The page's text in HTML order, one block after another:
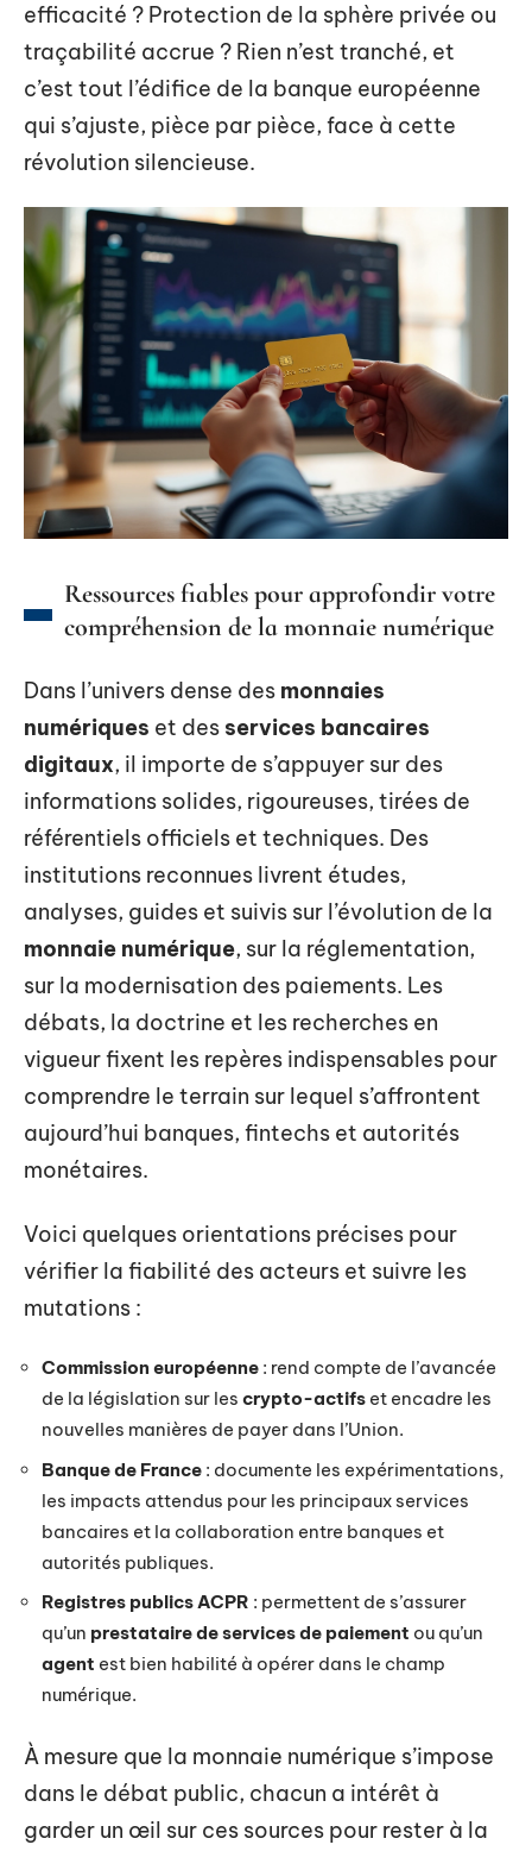
efficacité ? Protection de la sphère privée ou
traçabilité accrue ? Rien n’est tranché, et
c’est tout l’édifice de la banque européenne
qui s’ajuste, pièce par pièce, face à cette
révolution silencieuse.
Ressources fiables pour approfondir votre
compréhension de la monnaie numérique
Dans l’univers dense des monnaies
numériques et des services bancaires
digitaux, il importe de s’appuyer sur des
informations solides, rigoureuses, tirées de
référentiels officiels et techniques. Des
institutions reconnues livrent études,
analyses, guides et suivis sur l’évolution de la
monnaie numérique, sur la réglementation,
sur la modernisation des paiements. Les
débats, la doctrine et les recherches en
vigueur fixent les repères indispensables pour
comprendre le terrain sur lequel s’affrontent
aujourd’hui banques, fintechs et autorités
monétaires.
Voici quelques orientations précises pour
vérifier la fiabilité des acteurs et suivre les
mutations :
Commission européenne : rend compte de l’avancée
de la législation sur les crypto-actifs et encadre les
nouvelles manières de payer dans l’Union.
Banque de France : documente les expérimentations,
les impacts attendus pour les principaux services
bancaires et la collaboration entre banques et
autorités publiques.
Registres publics ACPR : permettent de s’assurer
qu’un prestataire de services de paiement ou qu’un
agent est bien habilité à opérer dans le champ
numérique.
À mesure que la monnaie numérique s’impose
dans le débat public, chacun a intérêt à
garder un œil sur ces sources pour rester à la